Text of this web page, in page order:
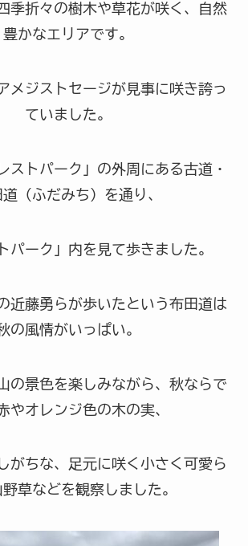
季折々の樹木や草花が咲く、自然
豊かなエリアです。
メジストセージが見事に咲き誇っ
ていました。
ストパーク」の外周にある古道・
（ふだみち）を通り、
パーク」内を見て歩きました。
近藤勇らが歩いたという布田道は
の風情がいっぱい。
の景色を楽しみながら、秋ならで
やオレンジ色の木の実、
がちな、足元に咲く小さく可愛ら
野草などを観察しました。